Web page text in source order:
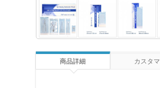
商品詳細 カスタ